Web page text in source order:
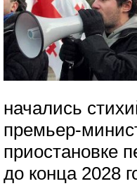
начались
премьер-
приостановке
до конца 2028